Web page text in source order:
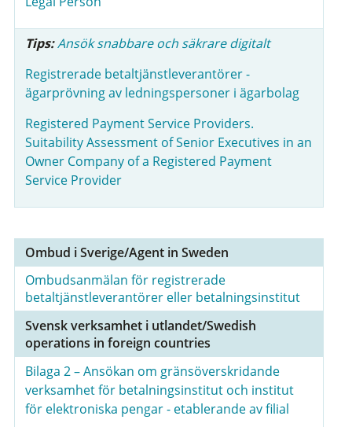
Tips:Ansök snabbare och säkrare digitalt
Registrerade betaltjänstleverantörer -
ägarprövning av ledningspersoner i ägarbolag
Registered Payment Service Providers.
Suitability Assessment of Senior Executives in an
Owner Company of a Registered Payment
Service Provider
Ombud i Sverige/Agent in Sweden
Ombudsanmälan för registrerade
betaltjänstleverantörer eller betalningsinstitut
Svensk verksamhet i utlandet/Swedish
operations in foreign countries
Bilaga 2 – Ansökan om gränsöverskridande
verksamhet för betalningsinstitut och institut
för elektroniska pengar - etablerande av filial